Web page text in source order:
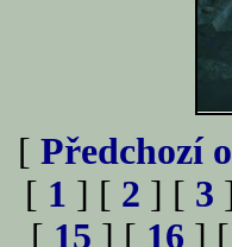
[ Předchozí
[ 1 ] [ 2 ] [ 3
[ 15 ] [ 16 ] [